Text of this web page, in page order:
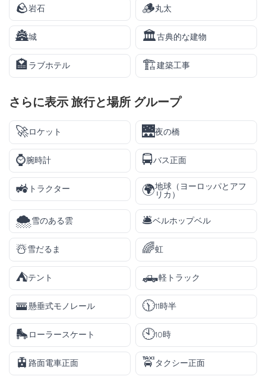
🪨岩石 🪵丸太
🏯城 🏛️古典的な建物
🏩ラブホテル 🏗️建築工事
さらに表示 旅行と場所 グループ
🚀ロケット 🌉夜の橋
⌚腕時計 🚍バス正面
🚜 トラクター 🌍地球（ヨーロッパとアフ
リカ）
🌨️雪のある雲 🛎️ベルホップベル
☃️雪だるま 🌈虹
⛺テント 🛻軽トラック
🚟懸垂式モノレール 🕦11時半
🛼ローラースケート 🕙10時
🚊 路面電車正面 🚖タクシー正面